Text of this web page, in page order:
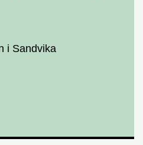
i Sandvika